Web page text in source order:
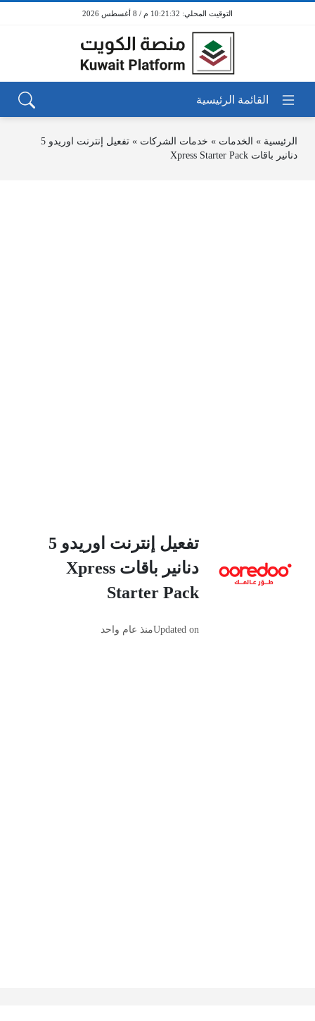
10:21:32 م / 8 أغسطس 2026
الرئيسية » الخدمات » خدمات الشركات »
تفعيل إنترنت اوريدو 5
دنانير باقات Xpress Starter Pack
تفعيل إنترنت اوريدو 5
دنانير باقات Xpress
Starter Pack
Updated onمنذ عام واحد